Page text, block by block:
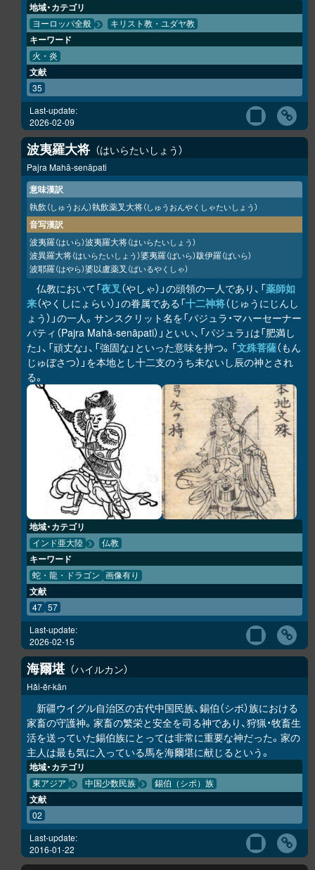
地域・カテゴリ
ヨーロッパ全般 キリスト教・ユダヤ教
キーワード
火・炎
文献
35
Last-update:
2026-02-09
波夷羅大将 はいらたいしょう
Pajra Mahā-senāpati
意味漢訳
執飲（しゅうおん）執飲薬叉大将（しゅうおんやくしゃたいしょう）
音写漢訳
波夷羅（はいら）波夷羅大将（はいらたいしょう）
波異羅大将（はいらたいしょう）婆夷羅（ばいら）跋伊羅（ばいら）
波耶羅（はやら）婆以盧薬叉 （ばいるやくしゃ）
仏教において「夜叉（やしゃ）」の頭領の一人であり、「薬師如
来（やくしにょらい）」の眷属である「十二神将（じゅうにじんし
ょう）」の一人。サンスクリット名を「パジュラ・マハーセーナー
パティ（Pajra Mahā-senāpati）」といい、「パジュラ」は「肥満し
た」、「頑丈な」、「強固な」といった意味を持つ。「文殊菩薩（もん
じゅぼさつ）」を本地とし十二支のうち未ないし辰の神とされ
る。
地域・カテゴリ
インド亜大陸 仏教
キーワード
蛇・龍・ドラゴン 画像有り
文献
47 57
Last-update:
2026-02-15
海爾堪 ハイルカン
Hǎi-ĕr-kān
新疆ウイグル自治区の古代中国民族、錫伯（シボ）族における
家畜の守護神。家畜の繁栄と安全を司る神であり、狩猟・牧畜生
活を送っていた錫伯族にとっては非常に重要な神だった。家の
主人は最も気に入っている馬を海爾堪に献じるという。
地域・カテゴリ
東アジア 中国少数民族 錫伯（シボ）族
文献
02
Last-update:
2016-01-22